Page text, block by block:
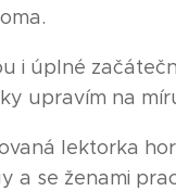
i úplné
upravím na
lektorka
a se ženami